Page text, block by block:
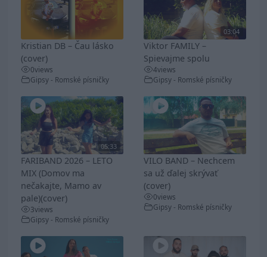
Kristian DB – Čau lásko
(cover)
0views
Gipsy - Romské písničky
03:04
Viktor FAMILY –
Spievajme spolu
4views
Gipsy - Romské písničky
05:33
FARIBAND 2026 – LETO
MIX (Domov ma
nečakajte, Mamo av
pale)(cover)
3views
Gipsy - Romské písničky
VILO BAND – Nechcem
sa už ďalej skrývať
(cover)
0views
Gipsy - Romské písničky